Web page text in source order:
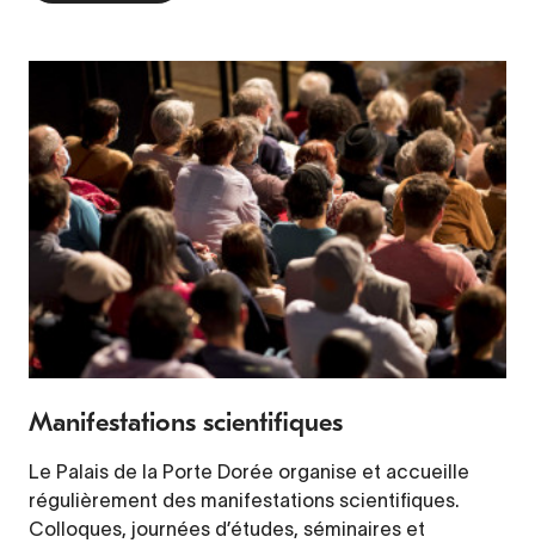
Manifestations scientifiques
Le Palais de la Porte Dorée organise et accueille
régulièrement des manifestations scientifiques.
Colloques, journées d’études, séminaires et